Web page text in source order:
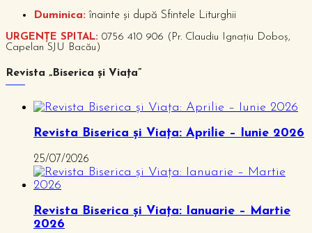
Duminica: înainte și după Sfintele Liturghii
URGENȚE SPITAL: 0756 410 906 (Pr. Claudiu Ignațiu Doboș,
Capelan SJU Bacău)
Revista „Biserica și Viața”
Revista Biserica și Viața: Aprilie – Iunie 2026
25/07/2026
Revista Biserica și Viața: Ianuarie – Martie
2026